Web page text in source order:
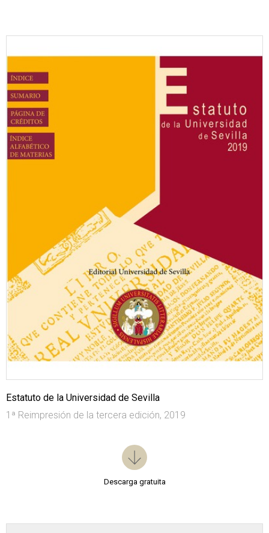
Estatuto de la Universidad de Sevilla
1ª Reimpresión de la tercera edición, 2019
Descarga gratuita